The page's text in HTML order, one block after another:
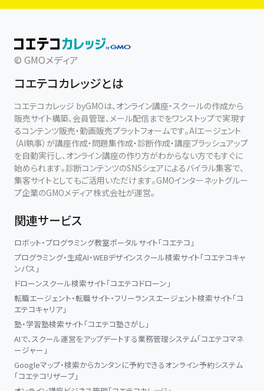
© GMOメディア
コエテコカレッジとは
コエテコカレッジ byGMOは、オンライン講座・スクールの作成から
販売サイト構築、会員管理、メール配信までをワンストップで実現す
るコンテンツ販売・動画販売プラットフォームです。AIエージェント
（AI執事）が講座作成・問題集作成・診断作成・講座ブラッシュアップ
を自動実行し、オンライン講座の作り方がわからない方でもすぐに
始められます。診断コンテンツのSNSシェアによるバイラル集客で、
集客サイトとしてもご活用いただけます。GMOインターネットグルー
プ企業のGMOメディア株式会社が運営。
関連サービス
ロボット・プログラミング教室ポータルサイト「コエテコ」
プログラミング・生成AI・WEBデザインスクール検索サイト「コエテコキャ
ンパス」
ドローンスクール検索サイト「コエテコドローン」
転職エージェント・転職サイト・フリーランスエージェント検索サイト「コ
エテコキャリア」
塾・学習塾検索サイト「コエテコ塾さがし」
AIで、スクール運営をアップデートする業務管理システム「コエテコマネ
ージャー」
Googleマップ・検索からカンタンに予約できるオンライン予約システム
「コエテコリザーブ」